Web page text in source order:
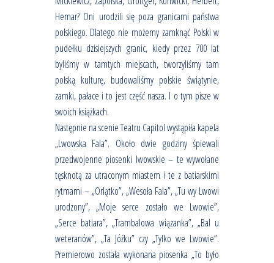
Hemar? Oni urodzili się poza granicami państwa
polskiego. Dlatego nie możemy zamknąć Polski w
pudełku dzisiejszych granic, kiedy przez 700 lat
byliśmy w tamtych miejscach, tworzyliśmy tam
polską kulturę, budowaliśmy polskie świątynie,
zamki, pałace i to jest część nasza. I o tym pisze w
swoich książkach.
Następnie na scenie Teatru Capitol wystąpiła kapela
„Lwowska Fala”. Około dwie godziny śpiewali
przedwojenne piosenki lwowskie – te wywołane
tęsknotą za utraconym miastem i te z batiarskimi
rytmami – „Orlątko”, „Wesoła Fala”, „Tu wy Lwowi
urodzony”, „Moje serce zostało we Lwowie”,
„Serce batiara”, „Trambalowa wiązanka”, „Bal u
weteranów”, „Ta Jóźku” czy „Tylko we Lwowie”.
Premierowo została wykonana piosenka „To było